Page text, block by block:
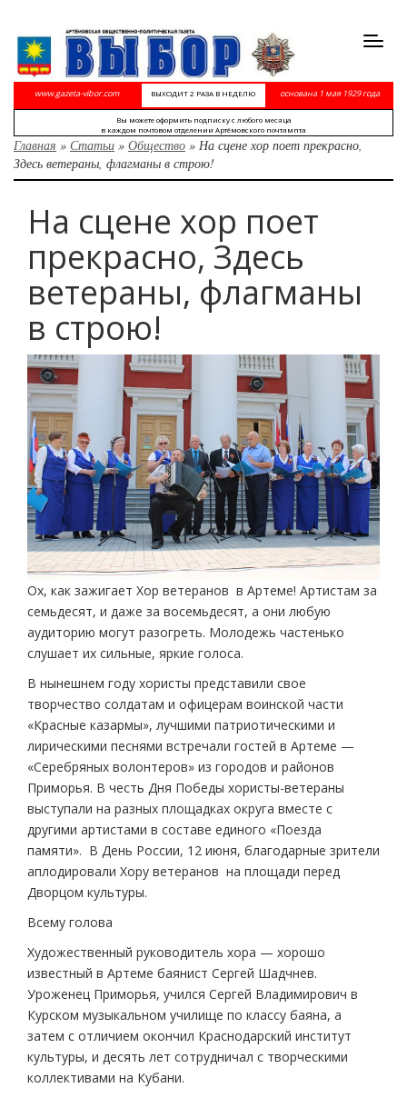
www.gazeta-vibor.com ВЫХОДИТ 2 РАЗА В НЕДЕЛЮ основана 1 мая 1929 года
Вы можете оформить подписку с любого месяца
в каждом почтовом отделении Артёмовского почтампта
Главная » Статьи » Общество » На сцене хор поет прекрасно,
Здесь ветераны, флагманы в строю!
На сцене хор поет
прекрасно, Здесь
ветераны, флагманы
в строю!
Ох, как зажигает Хор ветеранов в Артеме! Артистам за
семьдесят, и даже за восемьдесят, а они любую
аудиторию могут разогреть. Молодежь частенько
слушает их сильные, яркие голоса.
В нынешнем году хористы представили свое
творчество солдатам и офицерам воинской части
«Красные казармы», лучшими патриотическими и
лирическими песнями встречали гостей в Артеме —
«Серебряных волонтеров» из городов и районов
Приморья. В честь Дня Победы хористы-ветераны
выступали на разных площадках округа вместе с
другими артистами в составе единого «Поезда
памяти». В День России, 12 июня, благодарные зрители
аплодировали Хору ветеранов на площади перед
Дворцом культуры.
Всему голова
Художественный руководитель хора — хорошо
известный в Артеме баянист Сергей Шадчнев.
Уроженец Приморья, учился Сергей Владимирович в
Курском музыкальном училище по классу баяна, а
затем с отличием окончил Краснодарский институт
культуры, и десять лет сотрудничал с творческими
коллективами на Кубани.